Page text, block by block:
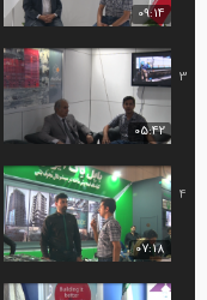
09:14
3
05:42
4
07:18